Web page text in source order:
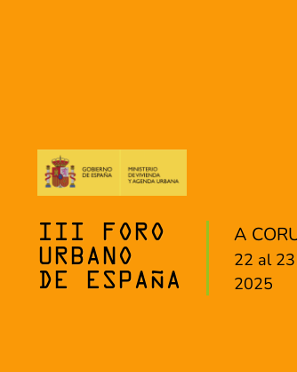
III FORO
URBANO
DE ESPAÑA
A
22 al
2025